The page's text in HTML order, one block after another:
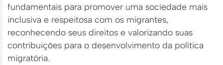
fundamentais para promover uma sociedade mais
inclusiva e respeitosa com os migrantes,
reconhecendo seus direitos e valorizando suas
contribuições para o desenvolvimento da política
migratória.